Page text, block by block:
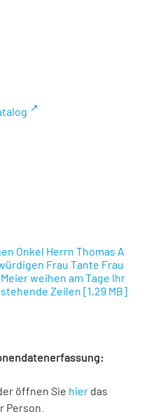
Onkel Herrn Thomas A
Frau Tante Frau
weihen am Tage Ihr
Zeilen [1,29 MB]
öffnen Sie hier das
Person.